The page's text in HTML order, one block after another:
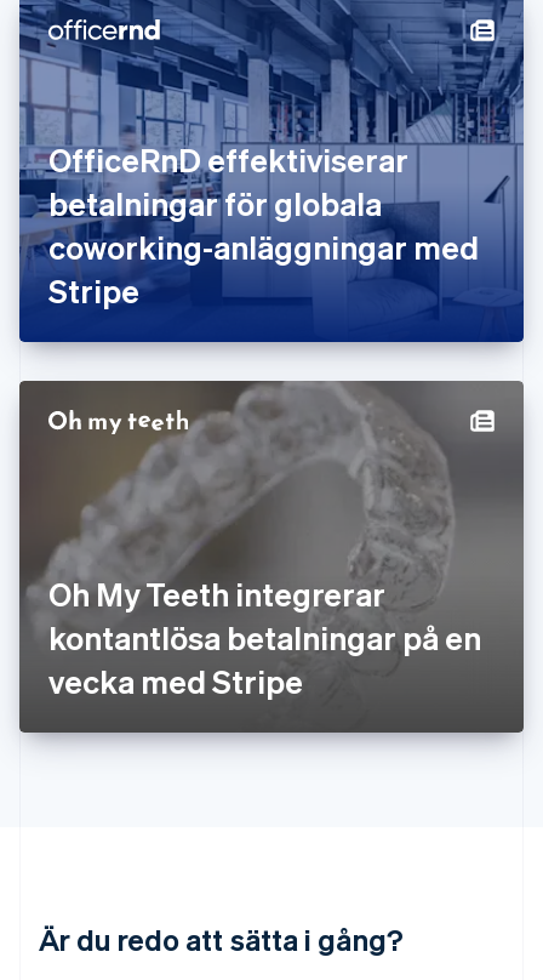
OfficeRnD effektiviserar
betalningar för globala
coworking-anläggningar med
Stripe
Oh My Teeth integrerar
kontantlösa betalningar på en
vecka med Stripe
Är du redo att sätta i gång?
Finland
EnglishSvenska
Frankrike
Français English
Förenade Arabemiraten
English
Gibraltar
English
Grekland
English
Hongkong SAR, Kina
English 简体中文
Indien
Irland
English
Italiano English
English
Kanada
English Français
Kroatien
Italiano
Lettland
Liechtenstein
Deutsch
Litauen
Luxemburg
Nederländerna